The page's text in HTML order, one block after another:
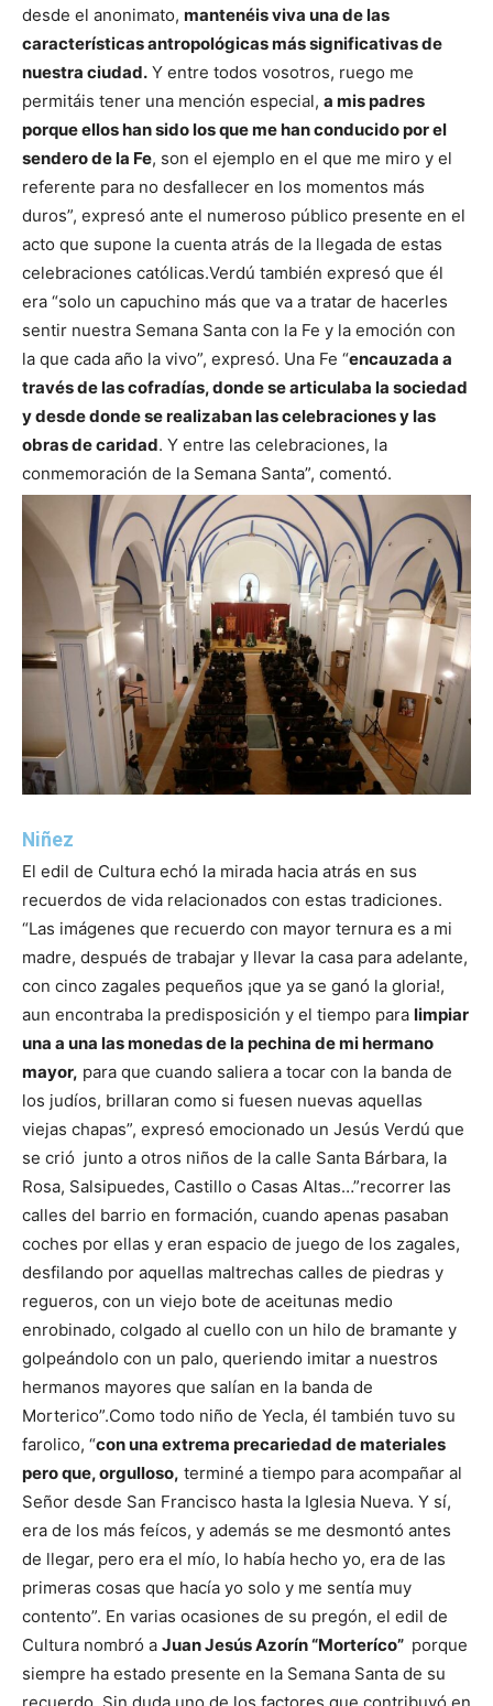
desde el anonimato, mantenéis viva una de las
características antropológicas más significativas de
nuestra ciudad. Y entre todos vosotros, ruego me
permitáis tener una mención especial, a mis padres
porque ellos han sido los que me han conducido por el
sendero de la Fe, son el ejemplo en el que me miro y el
referente para no desfallecer en los momentos más
duros”, expresó ante el numeroso público presente en el
acto que supone la cuenta atrás de la llegada de estas
celebraciones católicas.Verdú también expresó que él
era “solo un capuchino más que va a tratar de hacerles
sentir nuestra Semana Santa con la Fe y la emoción con
la que cada año la vivo”, expresó. Una Fe “encauzada a
través de las cofradías, donde se articulaba la sociedad
y desde donde se realizaban las celebraciones y las
obras de caridad. Y entre las celebraciones, la
conmemoración de la Semana Santa”, comentó.
Niñez
El edil de Cultura echó la mirada hacia atrás en sus
recuerdos de vida relacionados con estas tradiciones.
“Las imágenes que recuerdo con mayor ternura es a mi
madre, después de trabajar y llevar la casa para adelante,
con cinco zagales pequeños ¡que ya se ganó la gloria!,
aun encontraba la predisposición y el tiempo para limpiar
una a una las monedas de la pechina de mi hermano
mayor, para que cuando saliera a tocar con la banda de
los judíos, brillaran como si fuesen nuevas aquellas
viejas chapas”, expresó emocionado un Jesús Verdú que
se crió junto a otros niños de la calle Santa Bárbara, la
Rosa, Salsipuedes, Castillo o Casas Altas…”recorrer las
calles del barrio en formación, cuando apenas pasaban
coches por ellas y eran espacio de juego de los zagales,
desfilando por aquellas maltrechas calles de piedras y
regueros, con un viejo bote de aceitunas medio
enrobinado, colgado al cuello con un hilo de bramante y
golpeándolo con un palo, queriendo imitar a nuestros
hermanos mayores que salían en la banda de
Morterico”.Como todo niño de Yecla, él también tuvo su
farolico, “con una extrema precariedad de materiales
pero que, orgulloso, terminé a tiempo para acompañar al
Señor desde San Francisco hasta la Iglesia Nueva. Y sí,
era de los más feícos, y además se me desmontó antes
de llegar, pero era el mío, lo había hecho yo, era de las
primeras cosas que hacía yo solo y me sentía muy
contento”. En varias ocasiones de su pregón, el edil de
Cultura nombró a Juan Jesús Azorín “Morteríco” porque
siempre ha estado presente en la Semana Santa de su